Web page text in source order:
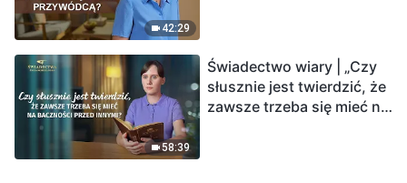
42:29
58:39
Świadectwo wiary | „Czy
słusznie jest twierdzić, że
zawsze trzeba się mieć na